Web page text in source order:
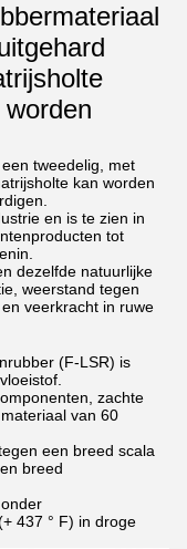
tweedelig, met
kan worden
en is te zien in
tot
dezelfde natuurlijke
weerstand tegen
veerkracht in ruwe
(F-LSR) is
zachte
van 60
een breed scala
breed
437 ° F) in droge